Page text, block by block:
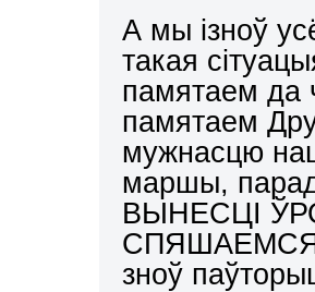
А мы ізноў
такая
памятаем да
памятаем
мужнасцю
маршы,
ВЫНЕСЦI
СПЯШАЕМСЯ
зноў